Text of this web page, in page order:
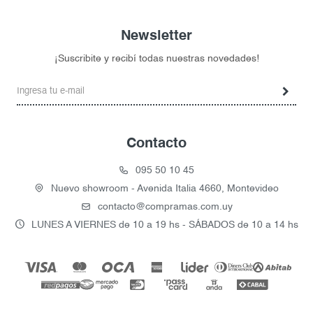
Contacto
095 50 10 45
Nuevo showroom - Avenida Italia 4660, Montevideo
contacto@compramas.com.uy
LUNES A VIERNES de 10 a 19 hs - SÁBADOS de 10 a 14 hs
Newsletter
¡Suscribite y recibí todas nuestras novedades!